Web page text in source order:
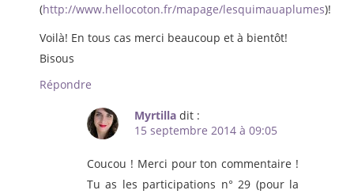
(http://www.hellocoton.fr/mapage/lesquimauaplumes)!
Voilà! En tous cas merci beaucoup et à bientôt!
Bisous
Répondre
Myrtilla dit :
15 septembre 2014 à 09:05
Coucou ! Merci pour ton commentaire !
Tu as les participations n° 29 (pour la